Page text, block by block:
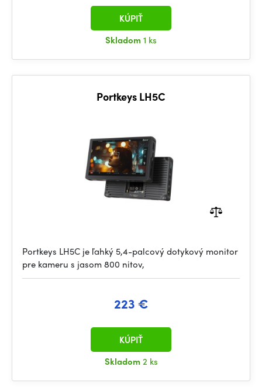
Skladom1 ks
KÚPIŤ
Portkeys LH5C
Portkeys LH5C je ľahký 5,4-palcový dotykový monitor
pre kameru s jasom 800 nitov,
223 €
Skladom2 ks
KÚPIŤ